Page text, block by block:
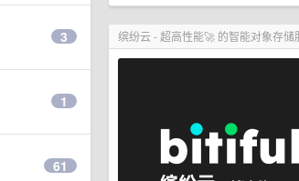
缤纷云 - 超高性能🚀 的智能对象存储
3
1
61